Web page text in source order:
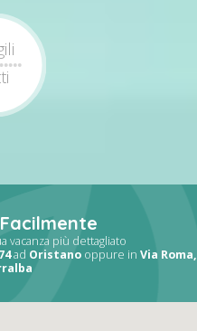
vacanza più dettagliato
ad Oristano oppure in Via Roma,